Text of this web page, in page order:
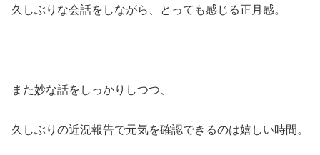
久しぶりな会話をしながら、とっても感じる正月感。
また妙な話をしっかりしつつ、
久しぶりの近況報告で元気を確認できるのは嬉しい時間。